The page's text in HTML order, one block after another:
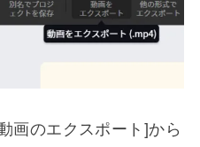
画のエクスポート]から